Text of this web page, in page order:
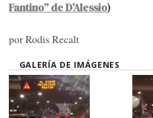
Fantino” de D’Alessio)
por Rodis Recalt
GALERÍA DE IMÁGENES